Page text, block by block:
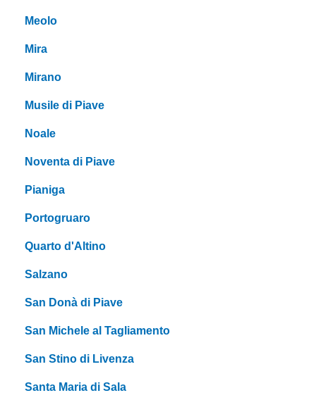
Meolo
Mira
Mirano
Musile di Piave
Noale
Noventa di Piave
Pianiga
Portogruaro
Quarto d'Altino
Salzano
San Donà di Piave
San Michele al Tagliamento
San Stino di Livenza
Santa Maria di Sala